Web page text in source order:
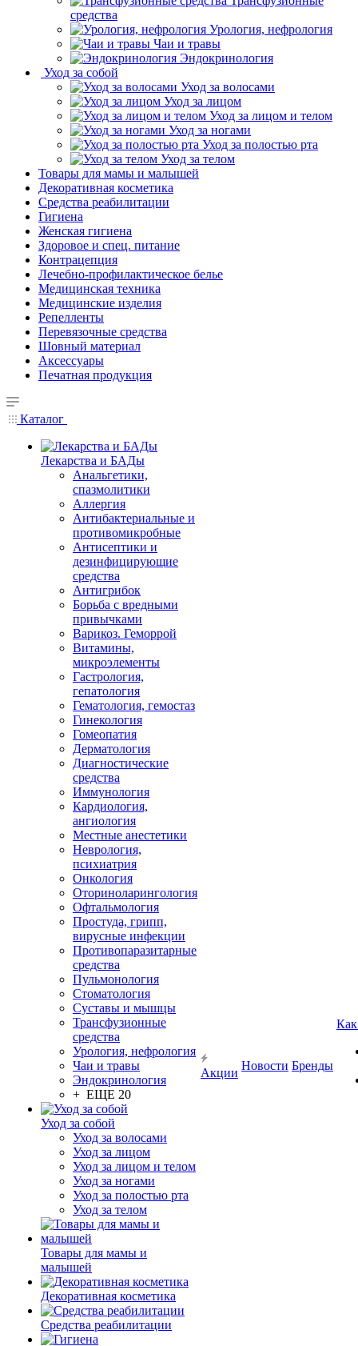
средства
Урология, нефрология
Чаи и травы
Эндокринология
Уход за собой
Уход за волосами
Уход за лицом
Уход за лицом и телом
Уход за ногами
Уход за полостью рта
Уход за телом
Товары для мамы и малышей
Декоративная косметика
Средства реабилитации
Гигиена
Женская гигиена
Здоровое и спец. питание
Контрацепция
Лечебно-профилактическое белье
Медицинская техника
Медицинские изделия
Репелленты
Перевязочные средства
Шовный материал
Аксессуары
Печатная продукция
Каталог
Лекарства и БАДы
Анальгетики,
спазмолитики
Аллергия
Антибактериальные и
противомикробные
Антисептики и
дезинфицирующие
средства
Антигрибок
Борьба с вредными
привычками
Варикоз. Геморрой
Витамины,
микроэлементы
Гастрология,
гепатология
Гематология, гемостаз
Гинекология
Гомеопатия
Дерматология
Диагностические
средства
Иммунология
Кардиология,
ангиология
Местные анестетики
Неврология,
психиатрия
Онкология
Оториноларингология
Офтальмология
Простуда, грипп,
вирусные инфекции
Противопаразитарные
средства
Пульмонология
Стоматология
Суставы и мышцы
Трансфузионные
средства
Урология, нефрология
Чаи и травы
Эндокринология
+ ЕЩЕ 20
Уход за собой
Уход за волосами
Уход за лицом
Уход за лицом и телом
Уход за ногами
Уход за полостью рта
Уход за телом
Товары для мамы и
малышей
Декоративная косметика
Средства реабилитации
Акции
Новости Бренды